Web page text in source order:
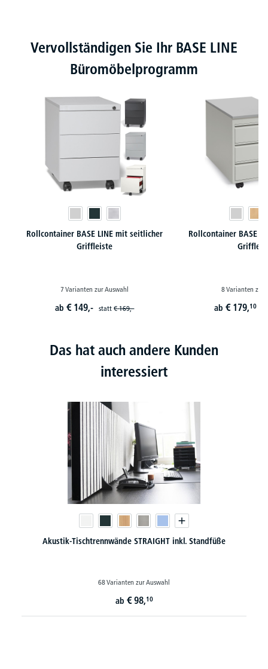
Produktgalerie überspringen
Vervollständigen Sie Ihr BASE LINE
Büromöbelprogramm
Rollcontainer BASE LINE mit seitlicher
Griffleiste
7 Varianten zur Auswahl
ab€ 149,- statt€ 169,-
Rollcontainer BASE
8 Varianten zur
ab € 179,10
Das hat auch andere Kunden
interessiert
Akustik-Tischtrennwände STRAIGHT inkl. Standfüße
68 Varianten zur Auswahl
ab € 98,10